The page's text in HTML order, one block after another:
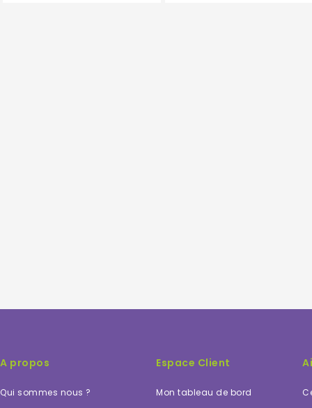
A propos
Qui sommes nous ?
Espace Client
Mon tableau de bord